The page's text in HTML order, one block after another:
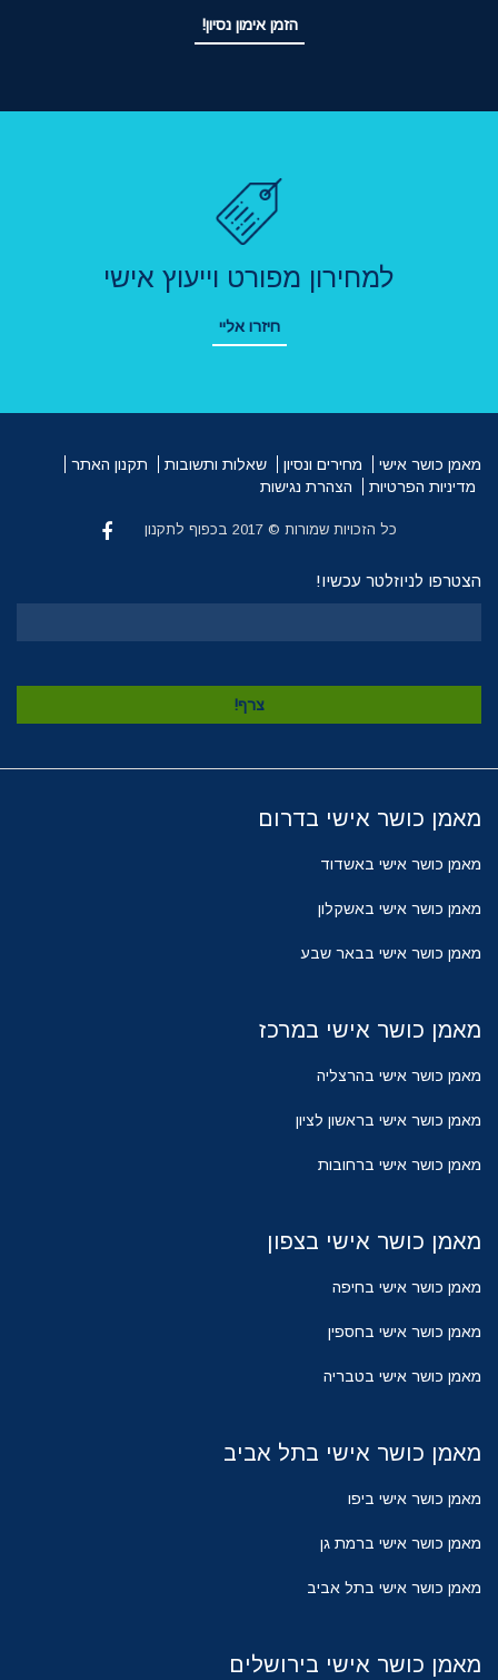
הזמן אימון נסיון!
למחירון מפורט וייעוץ אישי
חיזרו אליי
מאמן כושר אישי מחירים ונסיון שאלות ותשובות
תקנון האתר
מדיניות הפרטיות
הצהרת נגישות
כל הזכויות שמורות © 2017 בכפוף לתקנון
הצטרפו לניוזלטר עכשיו!
מאמן כושר אישי בדרום
מאמן כושר אישי באשדוד
מאמן כושר אישי באשקלון
מאמן כושר אישי בבאר שבע
מאמן כושר אישי במרכז
מאמן כושר אישי בהרצליה
מאמן כושר אישי בראשון לציון
מאמן כושר אישי ברחובות
מאמן כושר אישי בצפון
מאמן כושר אישי בחיפה
מאמן כושר אישי בחספין
מאמן כושר אישי בטבריה
מאמן כושר אישי בתל אביב
מאמן כושר אישי ביפו
מאמן כושר אישי ברמת גן
מאמן כושר אישי בתל אביב
מאמן כושר אישי בירושלים